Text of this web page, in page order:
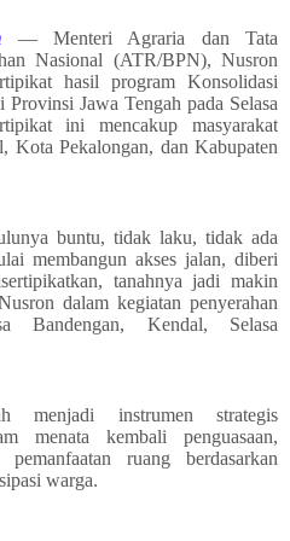
— Menteri Agraria dan Tata
Nasional (ATR/BPN), Nusron
hasil program Konsolidasi
Jawa Tengah pada Selasa
ini mencakup masyarakat
Kota Pekalongan, dan Kabupaten
buntu, tidak laku, tidak ada
membangun akses jalan, diberi
tanahnya jadi makin
dalam kegiatan penyerahan
Bandengan, Kendal, Selasa
menjadi instrumen strategis
menata kembali penguasaan,
ruang berdasarkan
warga.